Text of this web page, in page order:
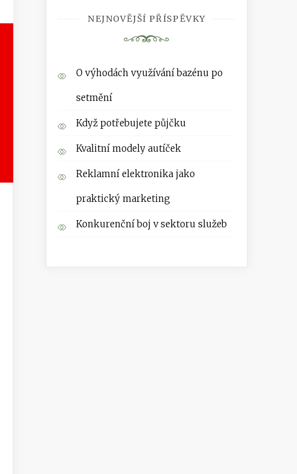
NEJNOVĚJŠÍ PŘÍSPĚVKY
O výhodách využívání bazénu po
setmění
Když potřebujete půjčku
Kvalitní modely autíček
Reklamní elektronika jako
praktický marketing
Konkurenční boj v sektoru služeb